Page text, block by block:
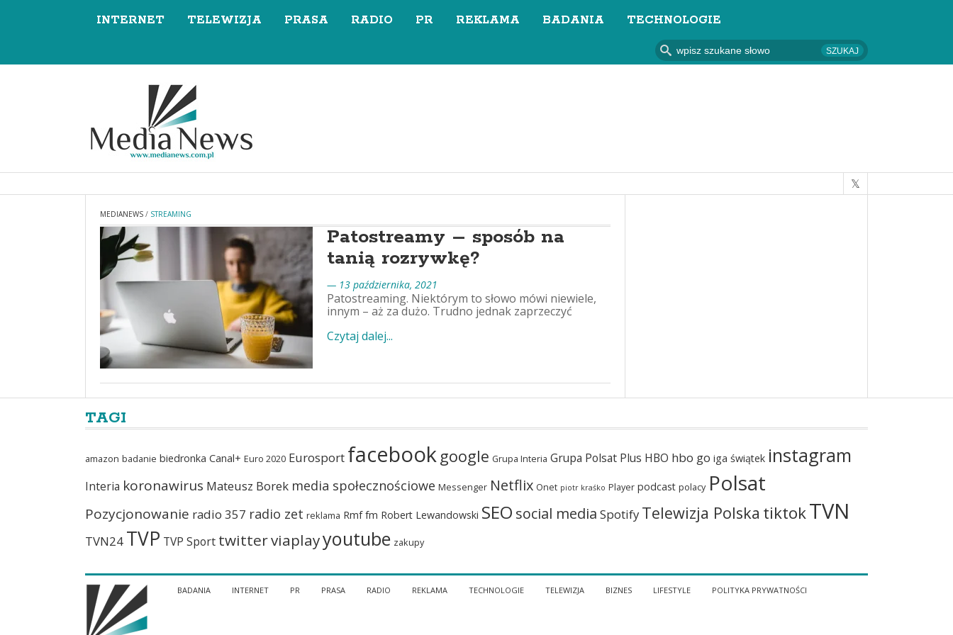
INTERNET TELEWIZJA PRASA RADIO PR REKLAMA BADANIA TECHNOLOGIE
MEDIANEWS / STREAMING
Patostreamy – sposób na
tanią rozrywkę?
— 13 października, 2021
Patostreaming. Niektórym to słowo mówi niewiele,
innym – aż za dużo. Trudno jednak zaprzeczyć
Czytaj dalej...
TAGI
amazon badanie biedronka Canal+ Euro 2020 Eurosport facebook google Grupa Interia Grupa Polsat Plus HBO hbo go iga świątek instagram
Interia koronawirus Mateusz Borek media społecznościowe Messenger Netflix Onet piotr kraśko Player podcast polacy Polsat
Pozycjonowanie radio 357 radio zet reklama Rmf fm Robert Lewandowski SEO social media Spotify Telewizja Polska tiktokTVN
TVN24 TVP TVP Sport twitterviaplayyoutube zakupy
BADANIA INTERNET PR PRASA RADIO REKLAMA TECHNOLOGIE TELEWIZJA BIZNES LIFESTYLE POLITYKA PRYWATNOŚCI